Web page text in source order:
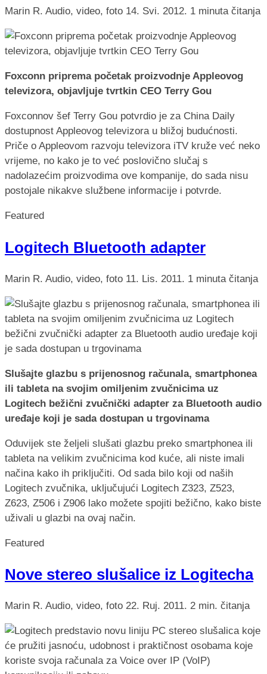
Marin R. Audio, video, foto 14. Svi. 2012. 1 minuta čitanja
Foxconn priprema početak proizvodnje Appleovog
televizora, objavljuje tvrtkin CEO Terry Gou
Foxconnov šef Terry Gou potvrdio je za China Daily
dostupnost Appleovog televizora u bližoj budućnosti.
Priče o Appleovom razvoju televizora iTV kruže već neko
vrijeme, no kako je to već poslovično slučaj s
nadolazećim proizvodima ove kompanije, do sada nisu
postojale nikakve službene informacije i potvrde.
Featured
Logitech Bluetooth adapter
Marin R. Audio, video, foto 11. Lis. 2011. 1 minuta čitanja
Slušajte glazbu s prijenosnog računala, smartphonea
ili tableta na svojim omiljenim zvučnicima uz
Logitech bežični zvučnički adapter za Bluetooth audio
uređaje koji je sada dostupan u trgovinama
Oduvijek ste željeli slušati glazbu preko smartphonea ili
tableta na velikim zvučnicima kod kuće, ali niste imali
načina kako ih priključiti. Od sada bilo koji od naših
Logitech zvučnika, uključujući Logitech Z323, Z523,
Z623, Z506 i Z906 lako možete spojiti bežično, kako biste
uživali u glazbi na ovaj način.
Featured
Nove stereo slušalice iz Logitecha
Marin R. Audio, video, foto 22. Ruj. 2011. 2 min. čitanja